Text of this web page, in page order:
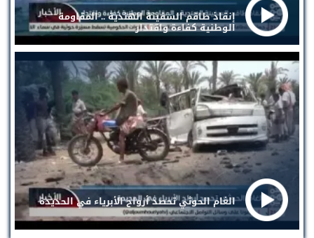
إنقاذ طاقم السفينة الهندية .. المقاومة
الوطنية كفاءة واقتدار
الغام الحوثي تحصد أرواح الأبرياء في الحديدة